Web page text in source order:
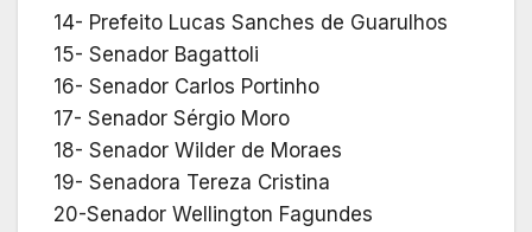
14- Prefeito Lucas Sanches de Guarulhos
15- Senador Bagattoli
16- Senador Carlos Portinho
17- Senador Sérgio Moro
18- Senador Wilder de Moraes
19- Senadora Tereza Cristina
20-Senador Wellington Fagundes